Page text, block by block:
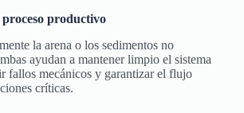
productivo
la arena o los sedimentos no
ayudan a mantener limpio el sistema
fallos mecánicos y garantizar el flujo
críticas.